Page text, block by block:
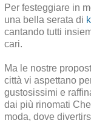
Per festeggiare in
una bella serata di
cantando tutti
cari.
Ma le nostre
città vi aspettano
gustosissimi e
dai più rinomati
moda, dove